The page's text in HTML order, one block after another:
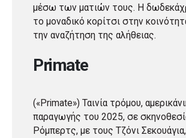
μέσω των ματιών τους. Η
το μοναδικό κορίτσι στην
την αναζήτηση της αλήθειας.
Primate
(«Primate») Ταινία τρόμου,
παραγωγής του 2025, σε
Ρόμπερτς, με τους Τζόνι